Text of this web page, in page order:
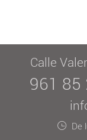
Calle
961 85
De